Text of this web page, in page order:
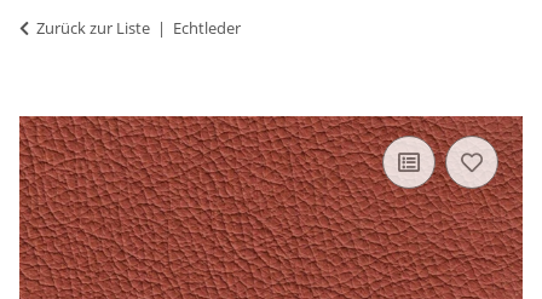
Zurück zur Liste Echtleder